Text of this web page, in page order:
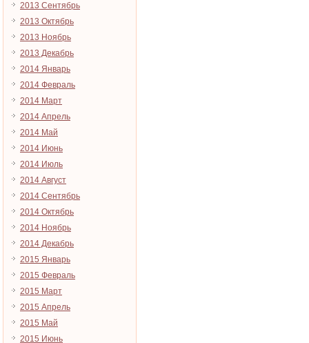
2013 Сентябрь
2013 Октябрь
2013 Ноябрь
2013 Декабрь
2014 Январь
2014 Февраль
2014 Март
2014 Апрель
2014 Май
2014 Июнь
2014 Июль
2014 Август
2014 Сентябрь
2014 Октябрь
2014 Ноябрь
2014 Декабрь
2015 Январь
2015 Февраль
2015 Март
2015 Апрель
2015 Май
2015 Июнь